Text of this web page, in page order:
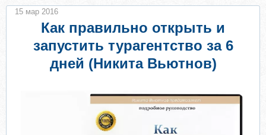
Как правильно открыть и
запустить турагентство за 6
дней (Никита Вьютнов)
15 мар 2016